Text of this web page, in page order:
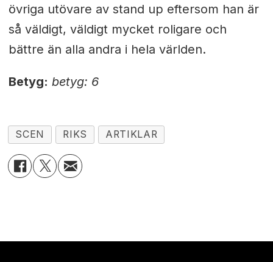
övriga utövare av stand up eftersom han är
så väldigt, väldigt mycket roligare och
bättre än alla andra i hela världen.
Betyg: betyg: 6
SCEN RIKS ARTIKLAR